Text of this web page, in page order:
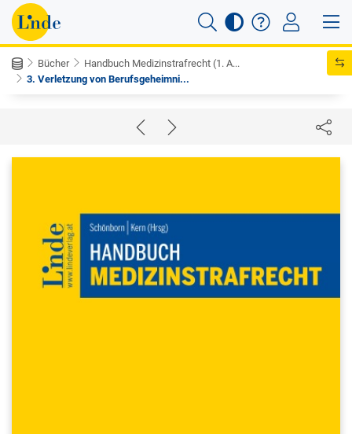
Bücher
Handbuch Medizinstrafrecht (1. A...
3. Verletzung von Berufsgeheimni...